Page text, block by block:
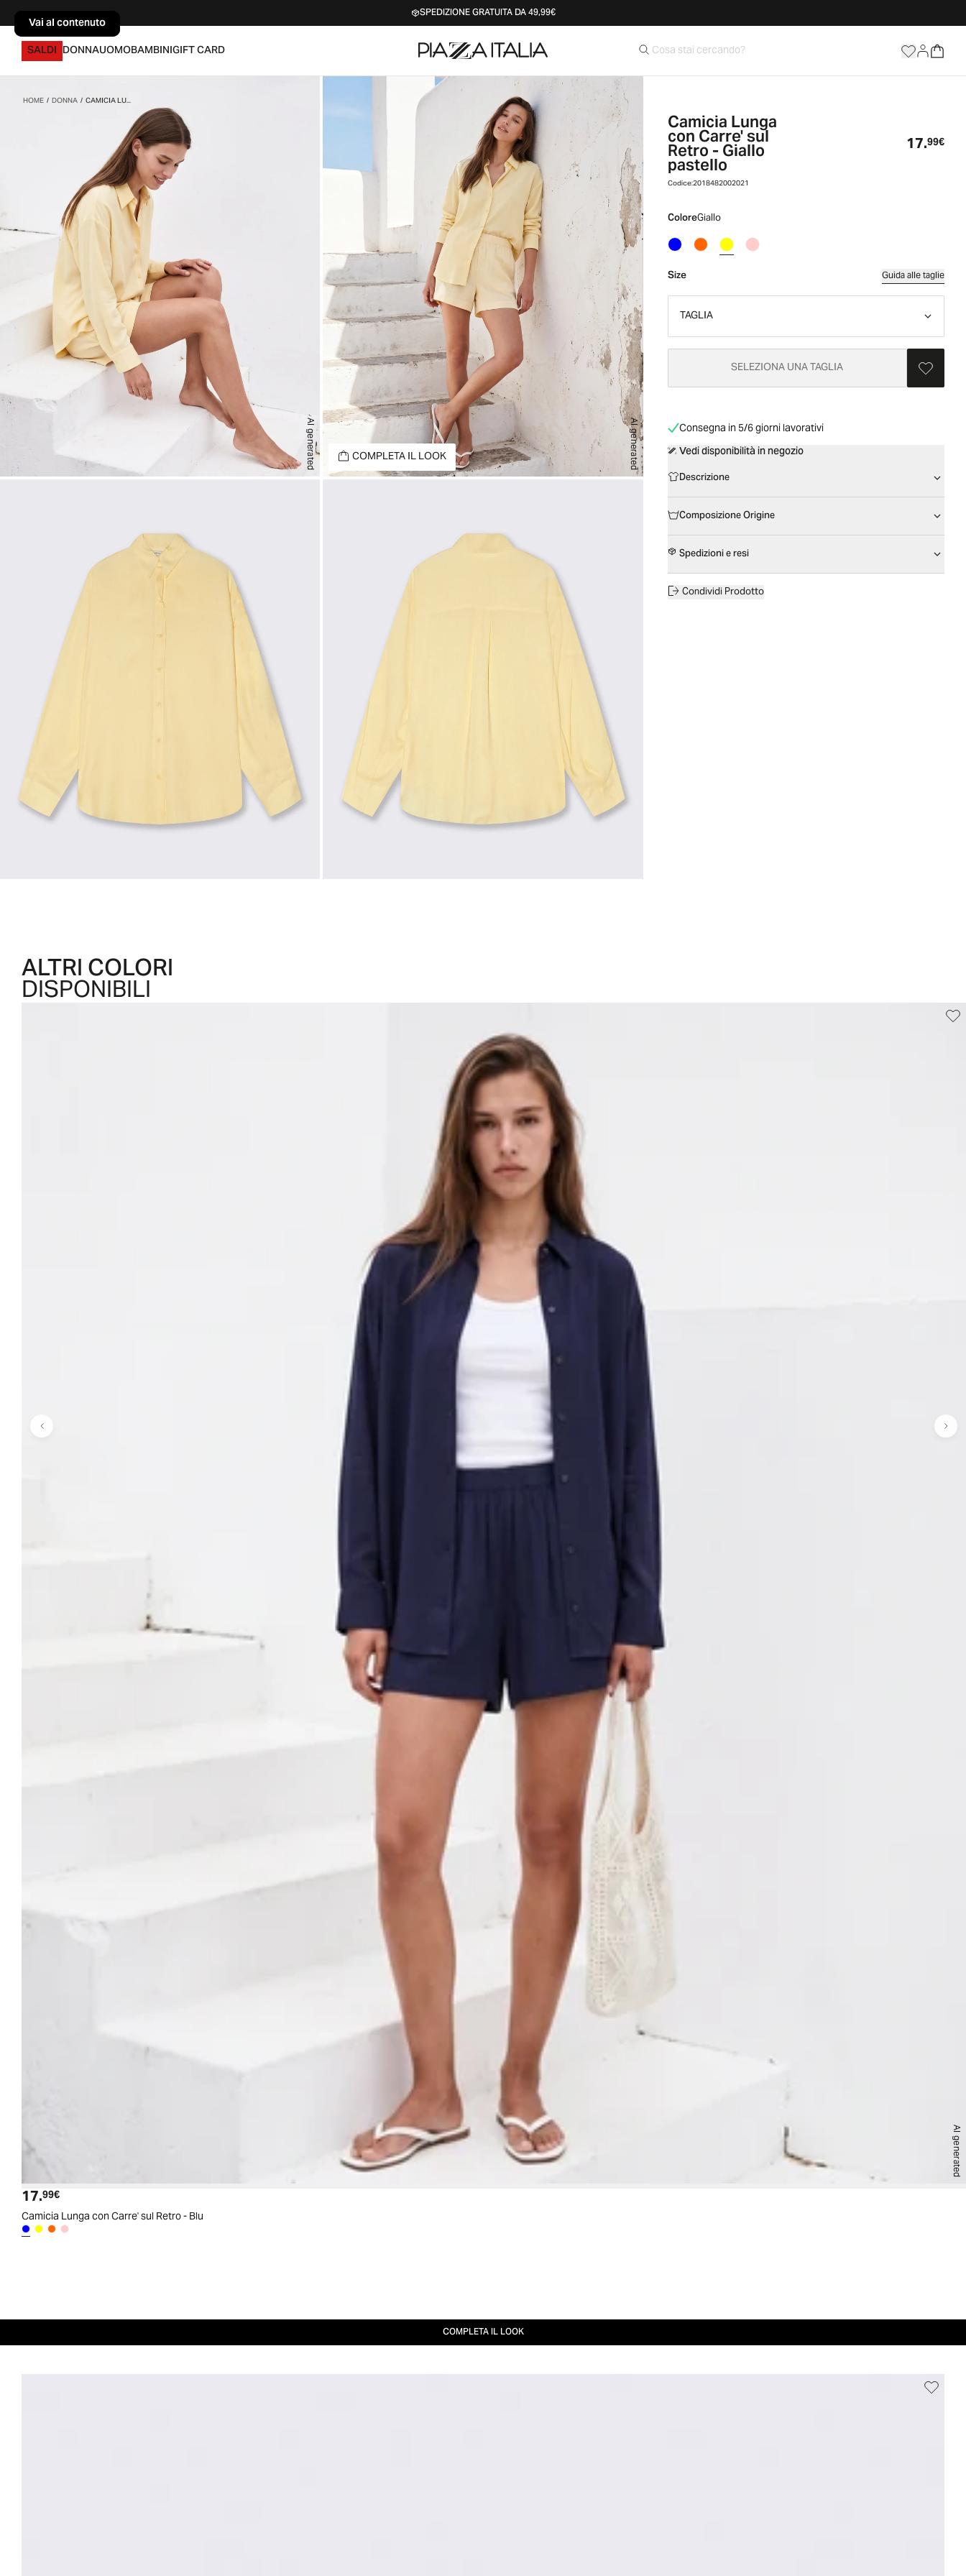
Vai al contenuto SPEDIZIONE GRATUITA DA 49,99€
SALDI DONNAUOMOBAMBINIGIFT CARD
HOME/DONNA/CAMICIA LU...
AI generated AI generated
COMPLETA IL LOOK
Camicia Lunga
con Carre' sul
Retro - Giallo
pastello
17.99€
Codice:2018482002021
ColoreGiallo
Size Guida alle taglie
TAGLIA
SELEZIONA UNA TAGLIA
Consegna in 5/6 giorni lavorativi
Vedi disponibilità in negozio
Descrizione
Composizione Origine
Spedizioni e resi
Condividi Prodotto
ALTRI COLORI
DISPONIBILI
AI generated
Prezzo attuale
17.99€
Camicia Lunga con Carre' sul Retro - Blu
COMPLETA IL LOOK
Vai al contenuto